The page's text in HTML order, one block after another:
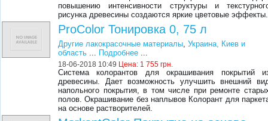
повышению интенсивности структуры и
рисунка древесины создаются яркие цветовые эффекты.
ProColor Тонировка 0, 75 л
Другие лакокрасочные материалы,Украина, Киев и
область ... Подробнее ...
18-06-2018 10:49 Цена: 1 755 грн.
Система колорантов для окрашивания покрытий
древесины. Дает возможность улучшить внешний
напольного покрытия, в том числе при ремонте
полов. Окрашивание без наплывов Колорант для
на основе растворителей.